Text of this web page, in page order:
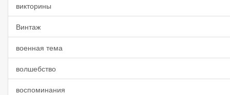
викторины
Винтаж
военная тема
волшебство
воспоминания